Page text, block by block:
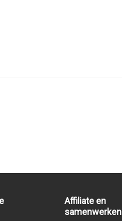
Affiliate en
samenwerken